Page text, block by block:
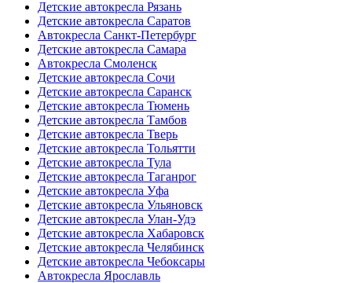
Детские автокресла Рязань
Детские автокресла Саратов
Автокресла Санкт-Петербург
Детские автокресла Самара
Автокресла Смоленск
Детские автокресла Сочи
Детские автокресла Саранск
Детские автокресла Тюмень
Детские автокресла Тамбов
Детские автокресла Тверь
Детские автокресла Тольятти
Детские автокресла Тула
Детские автокресла Таганрог
Детские автокресла Уфа
Детские автокресла Ульяновск
Детские автокресла Улан-Удэ
Детские автокресла Хабаровск
Детские автокресла Челябинск
Детские автокресла Чебоксары
Автокресла Ярославль